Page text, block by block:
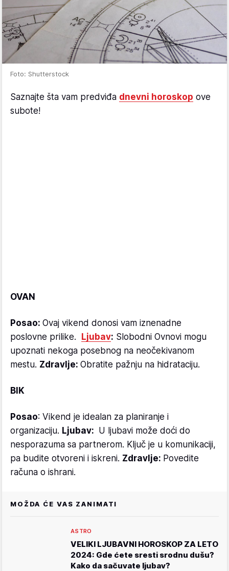
Foto: Shutterstock
Saznajte šta vam predviđa dnevni horoskop ove
subote!
OVAN
Posao: Ovaj vikend donosi vam iznenadne
poslovne prilike. Ljubav: Slobodni Ovnovi mogu
upoznati nekoga posebnog na neočekivanom
mestu. Zdravlje: Obratite pažnju na hidrataciju.
BIK
Posao: Vikend je idealan za planiranje i
organizaciju. Ljubav: U ljubavi može doći do
nesporazuma sa partnerom. Ključ je u komunikaciji,
pa budite otvoreni i iskreni. Zdravlje: Povedite
računa o ishrani.
MOŽDA ĆE VAS ZANIMATI
ASTRO
VELIKI LJUBAVNI HOROSKOP ZA LETO
2024: Gde ćete sresti srodnu dušu?
Kako da sačuvate ljubav?